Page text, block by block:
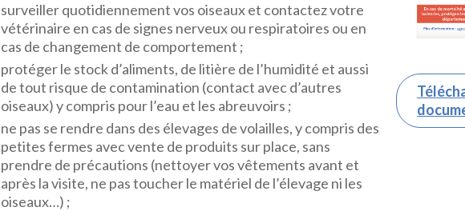
surveiller quotidiennement vos oiseaux et contactez votre
vétérinaire en cas de signes nerveux ou respiratoires ou en
cas de changement de comportement ;
protéger le stock d’aliments, de litière de l’humidité et aussi
de tout risque de contamination (contact avec d’autres
oiseaux) y compris pour l’eau et les abreuvoirs ;
ne pas se rendre dans des élevages de volailles, y compris des
petites fermes avec vente de produits sur place, sans
prendre de précautions (nettoyer vos vêtements avant et
après la visite, ne pas toucher le matériel de l’élevage ni les
oiseaux…) ;